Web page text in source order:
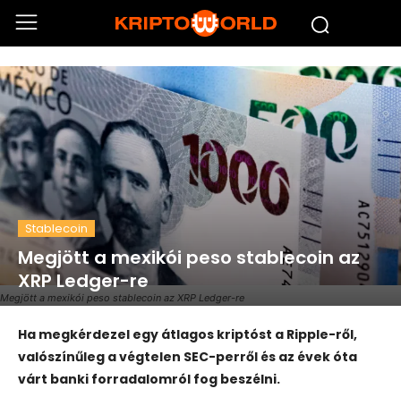
Megjött a mexikói peso stablecoin az XRP Ledger-re
Stablecoin
Megjött a mexikói peso stablecoin az
XRP Ledger-re
Ha megkérdezel egy átlagos kriptóst a Ripple-ről,
valószínűleg a végtelen SEC-perről és az évek óta
várt banki forradalomról fog beszélni.